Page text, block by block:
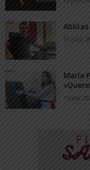
Ablitas
11 julio,
María
7 julio,